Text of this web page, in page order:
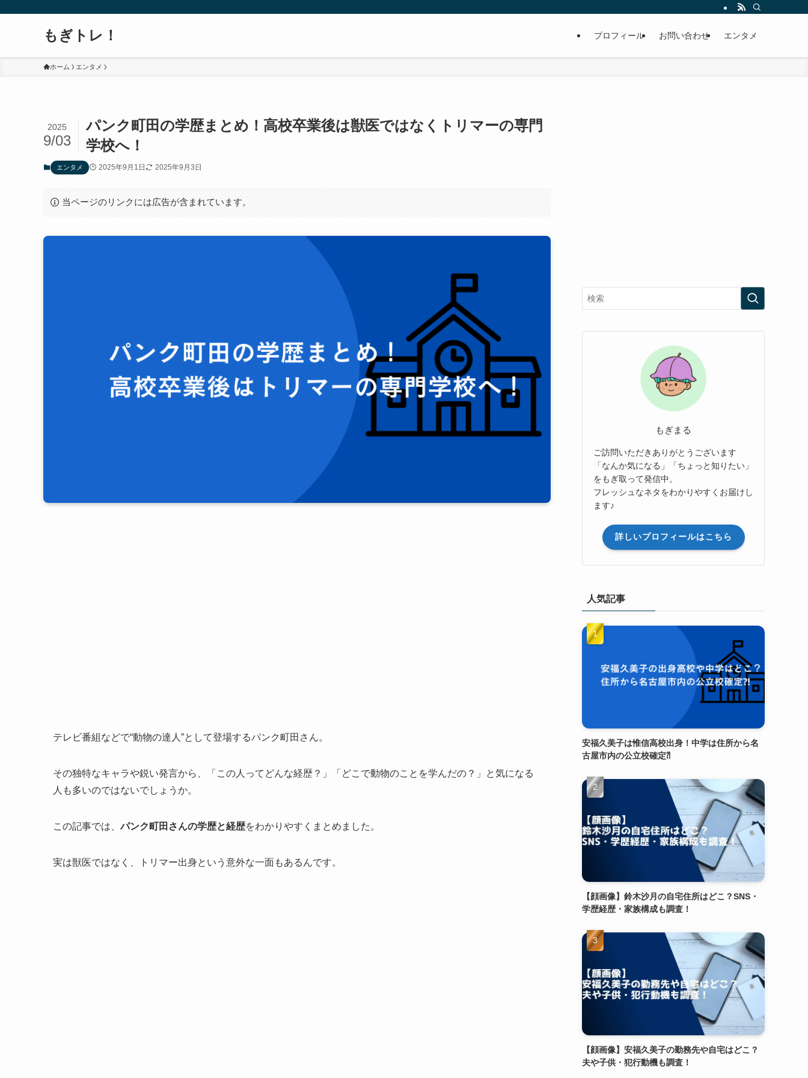
もぎトレ！ プロフィール お問い合わせ エンタメ
ホーム エンタメ
パンク町田の学歴まとめ！高校卒業後は獣医ではなくトリマーの専門
学校へ！
2025
9/03
エンタメ 2025年9月1日 2025年9月3日
当ページのリンクには広告が含まれています。
テレビ番組などで“動物の達人”として登場するパンク町田さん。
その独特なキャラや鋭い発言から、「この人ってどんな経歴？」「どこで動物のことを学んだの？」と気になる
人も多いのではないでしょうか。
この記事では、パンク町田さんの学歴と経歴をわかりやすくまとめました。
実は獣医ではなく、トリマー出身という意外な一面もあるんです。
もぎまる
ご訪問いただきありがとうございます
「なんか気になる」「ちょっと知りたい」
をもぎ取って発信中。
フレッシュなネタをわかりやすくお届けし
ます♪
詳しいプロフィールはこちら
人気記事
安福久美子は惟信高校出身！中学は住所から名
古屋市内の公立校確定⁈
【顔画像】鈴木沙月の自宅住所はどこ？SNS・
学歴経歴・家族構成も調査！
【顔画像】安福久美子の勤務先や自宅はどこ？
夫や子供・犯行動機も調査！